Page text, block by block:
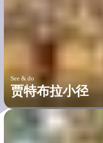
See & do
贾特布拉小径